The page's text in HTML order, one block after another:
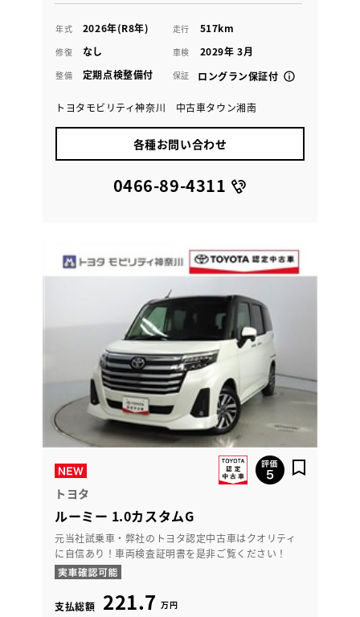
年式 2026年(R8年) 走行 517km
修復 なし 車検 2029年 3月
整備 定期点検整備付 保証 ロングラン保証付
トヨタモビリティ神奈川 中古車タウン湘南
各種お問い合わせ
0466-89-4311
トヨタ
ルーミー 1.0カスタムG
元当社試乗車・弊社のトヨタ認定中古車はクオリティ
に自信あり！車両検査証明書を是非ご覧ください！
支払総額 221.7 万円